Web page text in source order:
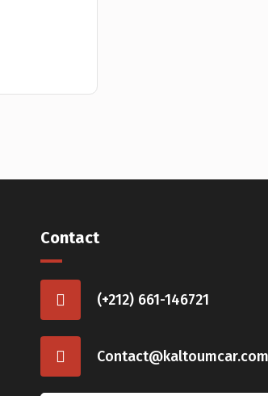
Contact
(+212) 661-146721
Contact@kaltoumcar.com